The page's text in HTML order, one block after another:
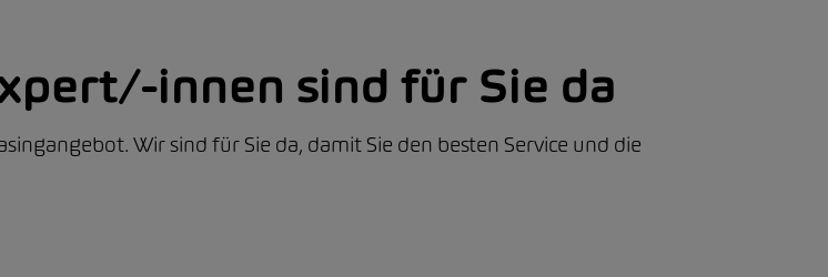
innen sind für Sie da
Wir sind für Sie da, damit Sie den besten Service und die